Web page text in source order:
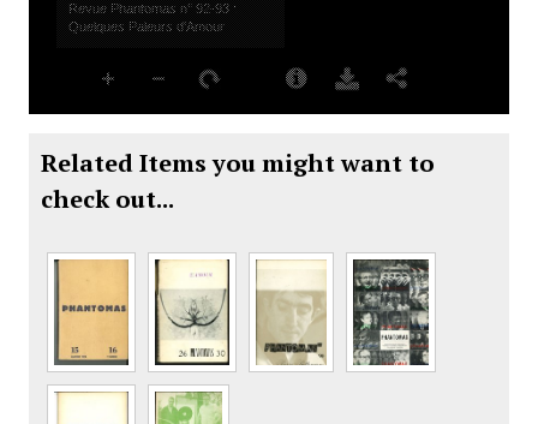
Related Items you might want to
check out...